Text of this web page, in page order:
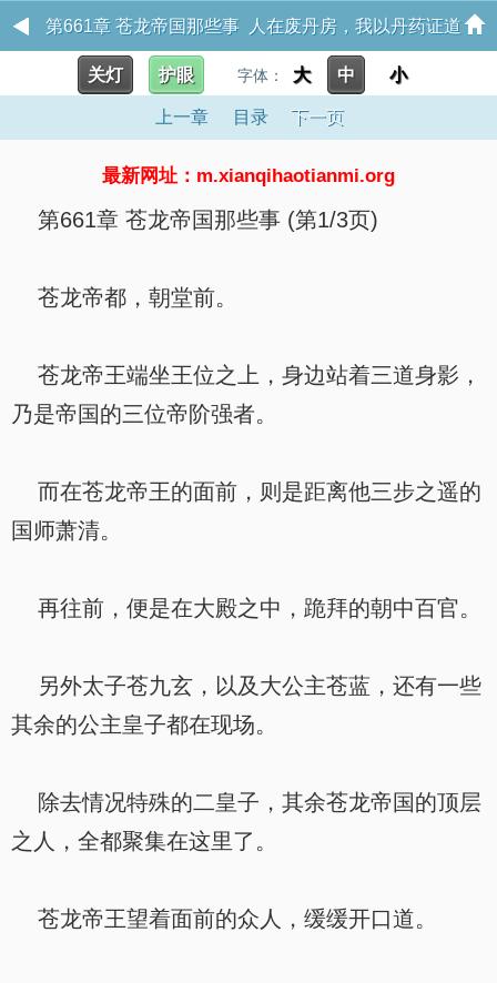
第661章 苍龙帝国那些事 人在废丹房，我以丹药证道
成仙！
关灯 护眼 字体： 大 中 小
上一章 目录 下一页
最新网址：m.xianqihaotianmi.org
第661章 苍龙帝国那些事 (第1/3页)
苍龙帝都，朝堂前。
苍龙帝王端坐王位之上，身边站着三道身影，
乃是帝国的三位帝阶强者。
而在苍龙帝王的面前，则是距离他三步之遥的
国师萧清。
再往前，便是在大殿之中，跪拜的朝中百官。
另外太子苍九玄，以及大公主苍蓝，还有一些
其余的公主皇子都在现场。
除去情况特殊的二皇子，其余苍龙帝国的顶层
之人，全都聚集在这里了。
苍龙帝王望着面前的众人，缓缓开口道。